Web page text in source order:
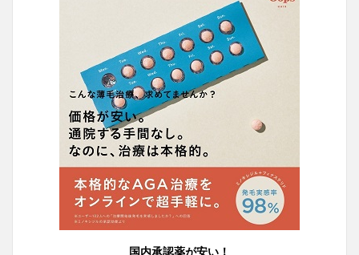
国内承認薬が安い！